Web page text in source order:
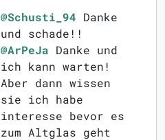
@Schusti_94 Danke
und schade!!
@ArPeJa Danke und
ich kann warten!
Aber dann wissen
sie ich habe
interesse bevor es
zum Altglas geht